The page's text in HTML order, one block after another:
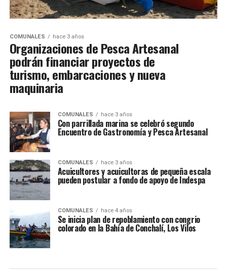
COMUNALES hace 3 años
Organizaciones de Pesca Artesanal
podrán financiar proyectos de
turismo, embarcaciones y nueva
maquinaria
COMUNALES hace 3 años
Con parrillada marina se celebró segundo
Encuentro de Gastronomía y Pesca Artesanal
COMUNALES hace 3 años
Acuicultores y acuicultoras de pequeña escala
pueden postular a fondo de apoyo de Indespa
COMUNALES hace 4 años
Se inicia plan de repoblamiento con congrio
colorado en la Bahía de Conchalí, Los Vilos